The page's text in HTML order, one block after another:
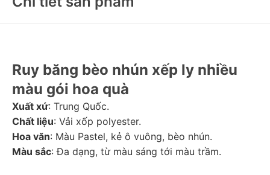
Ruy băng bèo nhún xếp ly nhiều
màu gói hoa quà
Xuất xứ: Trung Quốc.
Chất liệu: Vải xốp polyester.
Hoa văn: Màu Pastel, kẻ ô vuông, bèo nhún.
Màu sắc: Đa dạng, từ màu sáng tới màu trầm.